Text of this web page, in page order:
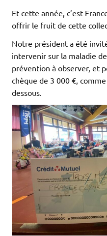
Et cette année, c’est
offrir le fruit de cette
Notre président a été
intervenir sur la maladie
prévention à observer, et
chèque de 3 000 €,
dessous.